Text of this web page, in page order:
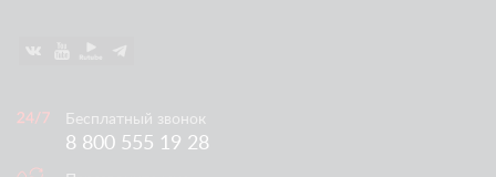
Бесплатный звонок
8 800 555 19 28